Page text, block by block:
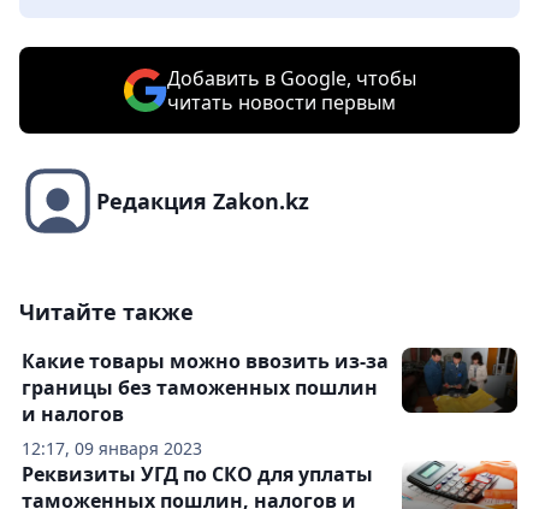
Добавить в Google, чтобы
читать новости первым
Редакция Zakon.kz
Читайте также
12:17, 09 января 2023
Какие товары можно ввозить из-за
границы без таможенных пошлин
и налогов
Реквизиты УГД по СКО для уплаты
таможенных пошлин, налогов и